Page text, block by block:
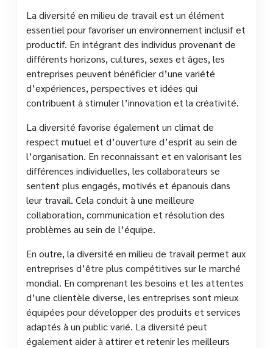
La diversité en milieu de travail est un élément
essentiel pour favoriser un environnement inclusif et
productif. En intégrant des individus provenant de
différents horizons, cultures, sexes et âges, les
entreprises peuvent bénéficier d’une variété
d’expériences, perspectives et idées qui
contribuent à stimuler l’innovation et la créativité.
La diversité favorise également un climat de
respect mutuel et d’ouverture d’esprit au sein de
l’organisation. En reconnaissant et en valorisant les
différences individuelles, les collaborateurs se
sentent plus engagés, motivés et épanouis dans
leur travail. Cela conduit à une meilleure
collaboration, communication et résolution des
problèmes au sein de l’équipe.
En outre, la diversité en milieu de travail permet aux
entreprises d’être plus compétitives sur le marché
mondial. En comprenant les besoins et les attentes
d’une clientèle diverse, les entreprises sont mieux
équipées pour développer des produits et services
adaptés à un public varié. La diversité peut
également aider à attirer et retenir les meilleurs